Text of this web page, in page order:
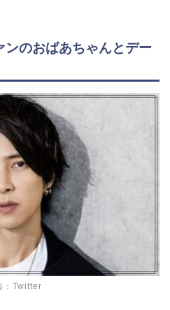
ンのおばあちゃんとデー
：Twitter